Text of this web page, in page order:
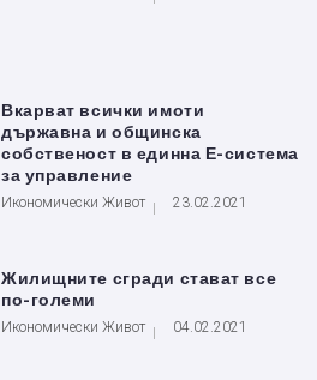
Вкарват всички имоти
държавна и общинска
собственост в единна Е-система
за управление
Икономически Живот 23.02.2021
Жилищните сгради стават все
по-големи
Икономически Живот 04.02.2021